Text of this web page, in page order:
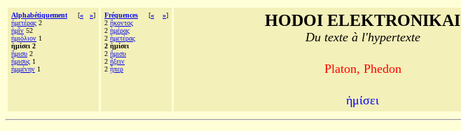
Alphabétiquement [« »]
ἡμετέρας 2
ἡμῖν 52
ἡμιόλιον 1
ἡμίσει 2
ἥμισυ 2
ἥμισυς 1
ἡμμένην 1
Fréquences [« »]
2 ἥκοντος
2 ἡμέρας
2 ἡμετέρας
2 ἡμίσει
2 ἥμισυ
2 ἥξειν
2 ᾗπερ
HODOI ELEKTRONIKAI
Du texte à l'hypertexte
Platon, Phedon
ἡμίσει